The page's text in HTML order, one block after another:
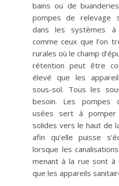
bains ou de
pompes de relevage
dans les systèmes à
comme ceux que l’on
rurales où le champ
rétention peut être
élevé que les
sous-sol. Tous les
besoin. Les pompes
usées sert à
solides vers le haut de
afin qu’elle puisse
lorsque les
menant à la rue sont à
que les appareils